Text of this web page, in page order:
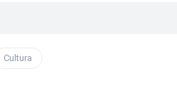
Cultura